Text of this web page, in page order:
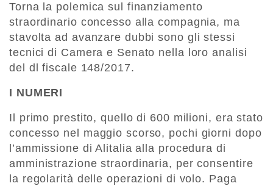
Torna la polemica sul finanziamento
straordinario concesso alla compagnia, ma
stavolta ad avanzare dubbi sono gli stessi
tecnici di Camera e Senato nella loro analisi
del dl fiscale 148/2017.
I NUMERI
Il primo prestito, quello di 600 milioni, era stato
concesso nel maggio scorso, pochi giorni dopo
l’ammissione di Alitalia alla procedura di
amministrazione straordinaria, per consentire
la regolarità delle operazioni di volo. Paga